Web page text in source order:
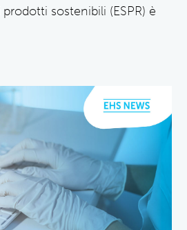
sostenibili (ESPR) è